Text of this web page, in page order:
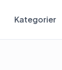
Kategorier